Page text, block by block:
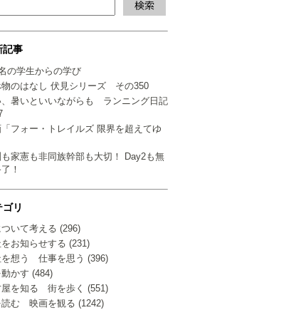
記事
の学生からの学び
物のはなし 伏見シリーズ その350
、暑いといいながらも ランニング日記
フォー・トレイルズ 限界を超えてゆ
家憲も非同族幹部も大切！ Day2も無
！
ゴリ
ついて考える (296)
お知らせする (231)
を想う 仕事を思う (396)
かす (484)
屋を知る 街を歩く (551)
読む 映画を観る (1242)